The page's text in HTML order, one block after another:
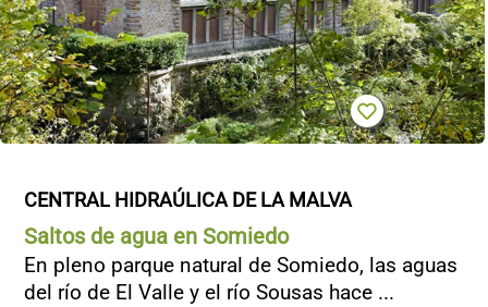
CENTRAL HIDRAÚLICA DE LA MALVA
Saltos de agua en Somiedo
En pleno parque natural de Somiedo, las aguas
del río de El Valle y el río Sousas hace ...